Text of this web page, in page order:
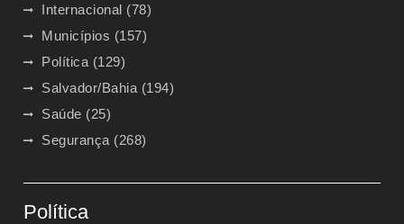
Internacional (78)
Municípios (157)
Política (129)
Salvador/Bahia (194)
Saúde (25)
Segurança (268)
Política